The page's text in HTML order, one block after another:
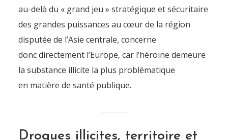
au-delà du « grand jeu » stratégique et sécuritaire
des grandes puissances au cœur de la région
disputée de l’Asie centrale, concerne
donc directement l’Europe, car l’héroïne demeure
la substance illicite la plus problématique
en matière de santé publique.
Drogues illicites, territoire et